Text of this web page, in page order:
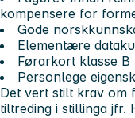
kompensere for
Gode
Elementære
Førarkort klasse B
Personlege
Det vert stilt krav om
tiltreding i stillinga jfr.